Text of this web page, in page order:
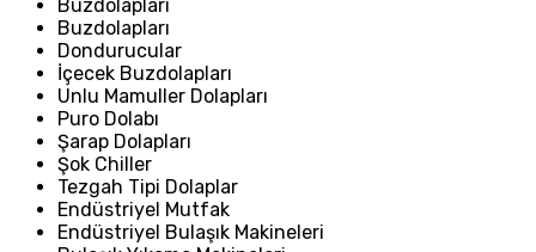
Buzdolapları
Buzdolapları
Dondurucular
İçecek Buzdolapları
Unlu Mamuller Dolapları
Puro Dolabı
Şarap Dolapları
Şok Chiller
Tezgah Tipi Dolaplar
Endüstriyel Mutfak
Endüstriyel Bulaşık Makineleri